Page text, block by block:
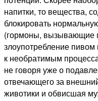
напитки, то вещества,
блокировать
(гормоны, вызывающие
злоупотребление
к необратимым
не говоря уже о
отвечающего за
животики и обвисшая